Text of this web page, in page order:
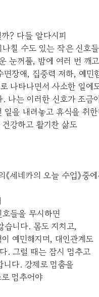
? 다들 알다시피
칠 수도 있는 작은 신호
눈꺼풀, 밤에 여러 번 깨
면장애, 집중력 저하, 예민
나타나면서 사소한 일에
나는 이러한 신호가 조금
일을 내려놓고 휴식을 취
강하고 활기찬 삶도
세네카의 오늘 수업》중
들을 무시하면
습니다. 몸도 지치고,
예민해지며, 대인관계도
. 그럴 때는 잠시 멈추고
다. 강제로 멈춤을
멈추어야